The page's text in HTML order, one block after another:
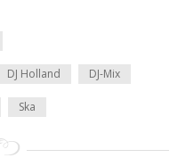
DJ Holland DJ-Mix
Ska